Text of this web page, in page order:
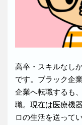
高卒・スキルなし
です。ブラック企
企業へ転職するも
職。現在は医療機
ロの生活を送って